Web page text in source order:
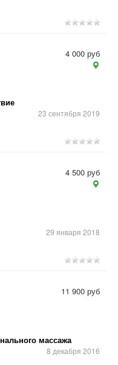
23 сентября 2019
4 000 руб
29 января 2018
4 500 руб
массажа
8 декабря 2016
11 900 руб